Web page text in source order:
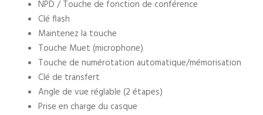
NPD / Touche de fonction de conférence
Clé flash
Maintenez la touche
Touche Muet (microphone)
Touche de numérotation automatique/mémorisation
Clé de transfert
Angle de vue réglable (2 étapes)
Prise en charge du casque